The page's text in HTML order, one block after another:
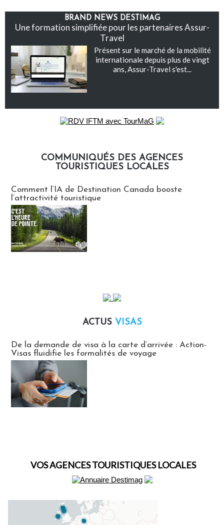
BRAND NEWS DESTIMAG
Une formation simplifiée pour les partenaires Assur-
Travel
Présent sur le marché de la mobilité
internationale depuis plus de vingt
ans, Assur-Travel s'est...
COMMUNIQUÉS DES AGENCES
TOURISTIQUES LOCALES
Comment l’IA de Destination Canada booste
l’attractivité touristique
ACTUS VISAS
De la demande de visa à la carte d’arrivée : Action-
Visas fluidifie les formalités de voyage
VOS AGENCES TOURISTIQUES LOCALES